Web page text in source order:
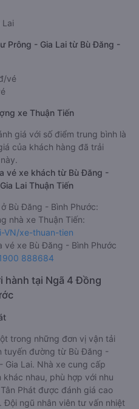
Lai
Prông - Gia Lai từ Bù Đăng -
vé
xe Thuận Tiến
giá với số điểm trung bình là
của khách hàng đã trải
vé xe khách từ Bù Đăng -
Lai Thuận Tiến
Bù Đăng - Bình Phước:
nhà xe Thuận Tiến:
VN/xe-thuan-tien
vé xe Bù Đăng - Bình Phước
888684
hành tại Ngã 4 Đồng
trong những đơn vị vận tải
tuyến đường từ Bù Đăng -
Gia Lai. Nhà xe cung cấp
nhau, phù hợp với nhu
Phát được đánh giá cao
ngũ nhân viên tư vấn nhiệt